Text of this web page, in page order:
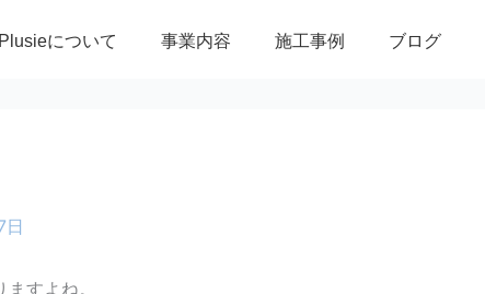
について 事業内容 施工事例 ブログ
すよね。